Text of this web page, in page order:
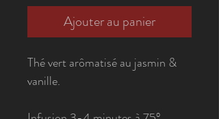
Ajouter au panier
Thé vert arômatisé au jasmin &
vanille.